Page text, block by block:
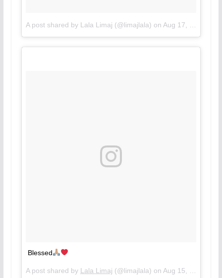
A post shared by Lala Limaj (@limajlala) on Aug 17, 2018 at 7:56am PDT
Blessed
A post shared by Lala Limaj (@limajlala) on Aug 15, 2018 at 8:07am PDT